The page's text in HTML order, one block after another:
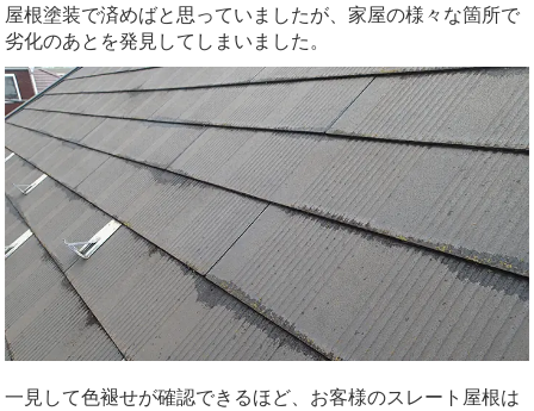
屋根塗装で済めばと思っていましたが、家屋の様々な箇所で
劣化のあとを発見してしまいました。
一見して色褪せが確認できるほど、お客様のスレート屋根は